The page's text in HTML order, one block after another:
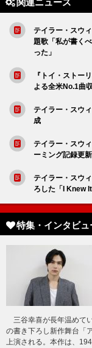
関連ニュース
テイラー・スウ
題歌「私が書く
った」
『トイ・ストー
よる全米No.1曲
テイラー・スウ
成
テイラー・スウ
ーミング記録更新
テイラー・スウ
ろした「I Knew
特集・インタビュ
三谷幸喜が長年温めて
の書き下ろし新作舞台「
上演される。本作は、